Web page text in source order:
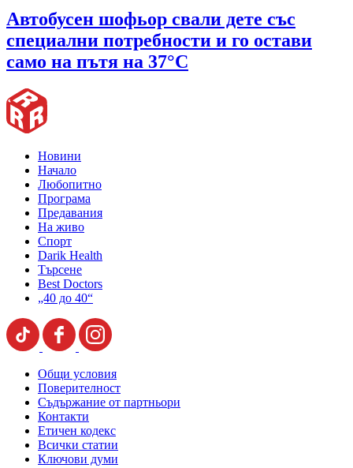
Автобусен шофьор свали дете със
специални потребности и го остави
само на пътя на 37°C
Новини
Начало
Любопитно
Програма
Предавания
На живо
Спорт
Darik Health
Търсене
Best Doctors
„40 до 40“
Общи условия
Поверителност
Съдържание от партньори
Контакти
Етичен кодекс
Всички статии
Ключови думи